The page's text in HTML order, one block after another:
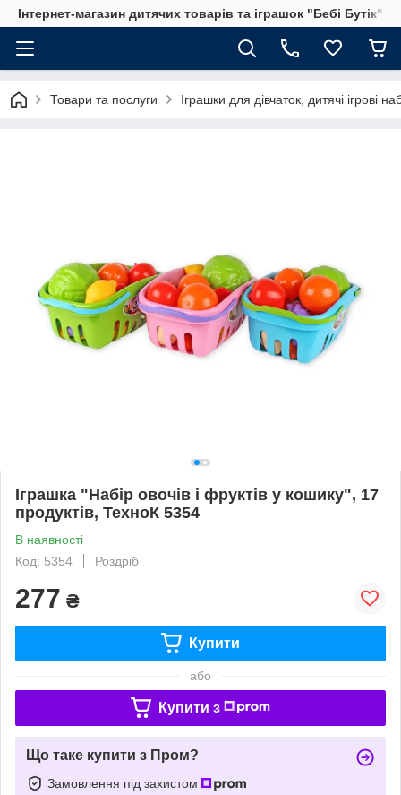
Інтернет-магазин дитячих товарів та іграшок "Бебі Бутік"
Товари та послуги Іграшки для дівчаток, дитячі ігрові
Іграшка "Набір овочів і фруктів у кошику", 17
продуктів, ТехноК 5354
В наявності
Код: 5354
Роздріб
277 ₴
Купити
або
Купити з
Що таке купити з Пром?
Замовлення під захистом